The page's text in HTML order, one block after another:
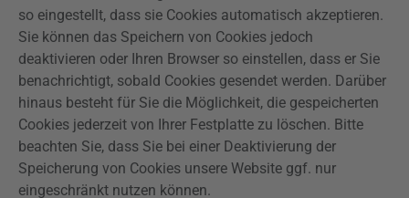
so eingestellt, dass sie Cookies automatisch akzeptieren.
Sie können das Speichern von Cookies jedoch
deaktivieren oder Ihren Browser so einstellen, dass er Sie
benachrichtigt, sobald Cookies gesendet werden. Darüber
hinaus besteht für Sie die Möglichkeit, die gespeicherten
Cookies jederzeit von Ihrer Festplatte zu löschen. Bitte
beachten Sie, dass Sie bei einer Deaktivierung der
Speicherung von Cookies unsere Website ggf. nur
eingeschränkt nutzen können.